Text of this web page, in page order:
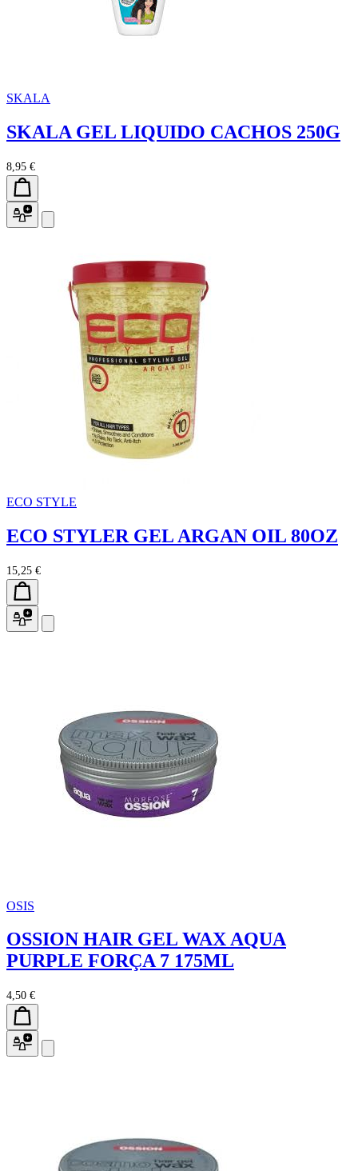
SKALA
SKALA GEL LIQUIDO CACHOS 250G
8,95 €
ECO STYLE
ECO STYLER GEL ARGAN OIL 80OZ
15,25 €
OSIS
OSSION HAIR GEL WAX AQUA
PURPLE FORÇA 7 175ML
4,50 €